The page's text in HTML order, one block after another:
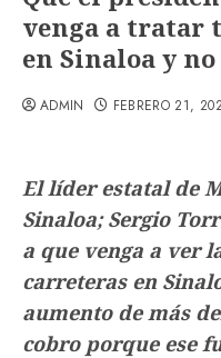
venga a tratar
en Sinaloa y
ADMIN FEBRERO 21,
El líder estatal de
Sinaloa; Sergio
a que venga a ver
carreteras en
aumento de más
cobro porque ese